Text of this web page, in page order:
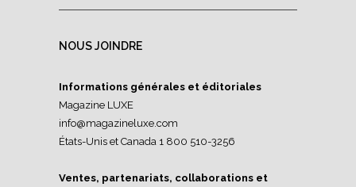
NOUS JOINDRE
Informations générales et éditoriales
Magazine LUXE
info@magazineluxe.com
États-Unis et Canada 1 800 510-3256
Ventes, partenariats, collaborations et